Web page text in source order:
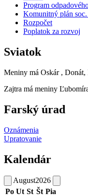
Program
Komunitný plán
Rozpočet
Poplatok za rozvoj
Sviatok
Meniny má Oskár ,
Zajtra má meniny
Farský úrad
Oznámenia
Upratovanie
Kalendár
August2026
Po Ut St Št Pia